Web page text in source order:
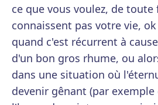
ce que vous voulez, de toute
connaissent pas votre vie,
quand c'est récurrent à
d'un bon gros rhume, ou
dans une situation où
devenir gênant (par